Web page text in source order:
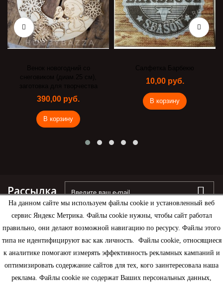
На данном сайте мы используем файлы cookie и установленный веб
сервис Яндекс Метрика. Файлы cookie нужны, чтобы сайт работал
правильно, они делают возможной навигацию по ресурсу. Файлы этого
типа не идентифицируют вас как личность. Файлы cookie, относящиеся
к аналитике помогают измерять эффективность рекламных кампаний и
оптимизировать содержание сайтов для тех, кого заинтересовала наша
реклама. Файлы cookie не содержат Ваших персональных данных,
Венок новогодний со
снеговиком (диам.25 см),
заготовка для творчества
390,00 руб.
В корзину
Салфетка Барбекю
10,00 руб.
В корзину
Рассылка
Информация
Моя учетная запись